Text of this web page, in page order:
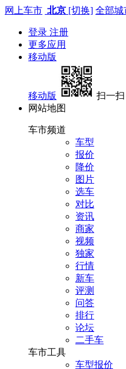
网上车市 北京 [切换] 全部城
登录 注册
更多应用
移动版
移动版
扫一
网站地图
车市频道
车型
报价
降价
图片
选车
对比
资讯
商家
视频
独家
行情
新车
评测
问答
排行
论坛
二手车
车市工具
车型报价